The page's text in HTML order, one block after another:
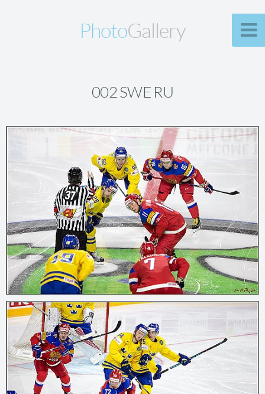
PhotoGallery
002 SWE RU